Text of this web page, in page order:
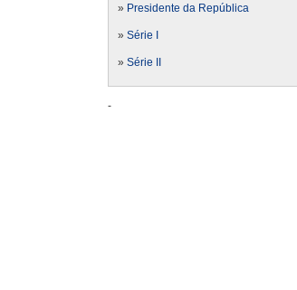
» Presidente da República
» Série I
» Série II
-